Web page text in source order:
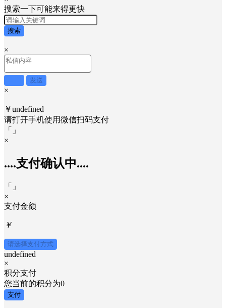
搜索一下可能来得更快
搜索
×
发送
×
￥undefined
请打开手机使用微信扫码支付
「
」
×
....支付确认中....
「
」
×
支付金额
￥
请选择支付方式
undefined
×
积分支付
您当前的积分为0
支付